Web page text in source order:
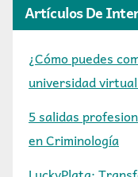
Artículos De
¿Cómo puedes
universidad
5 salidas
en Criminología